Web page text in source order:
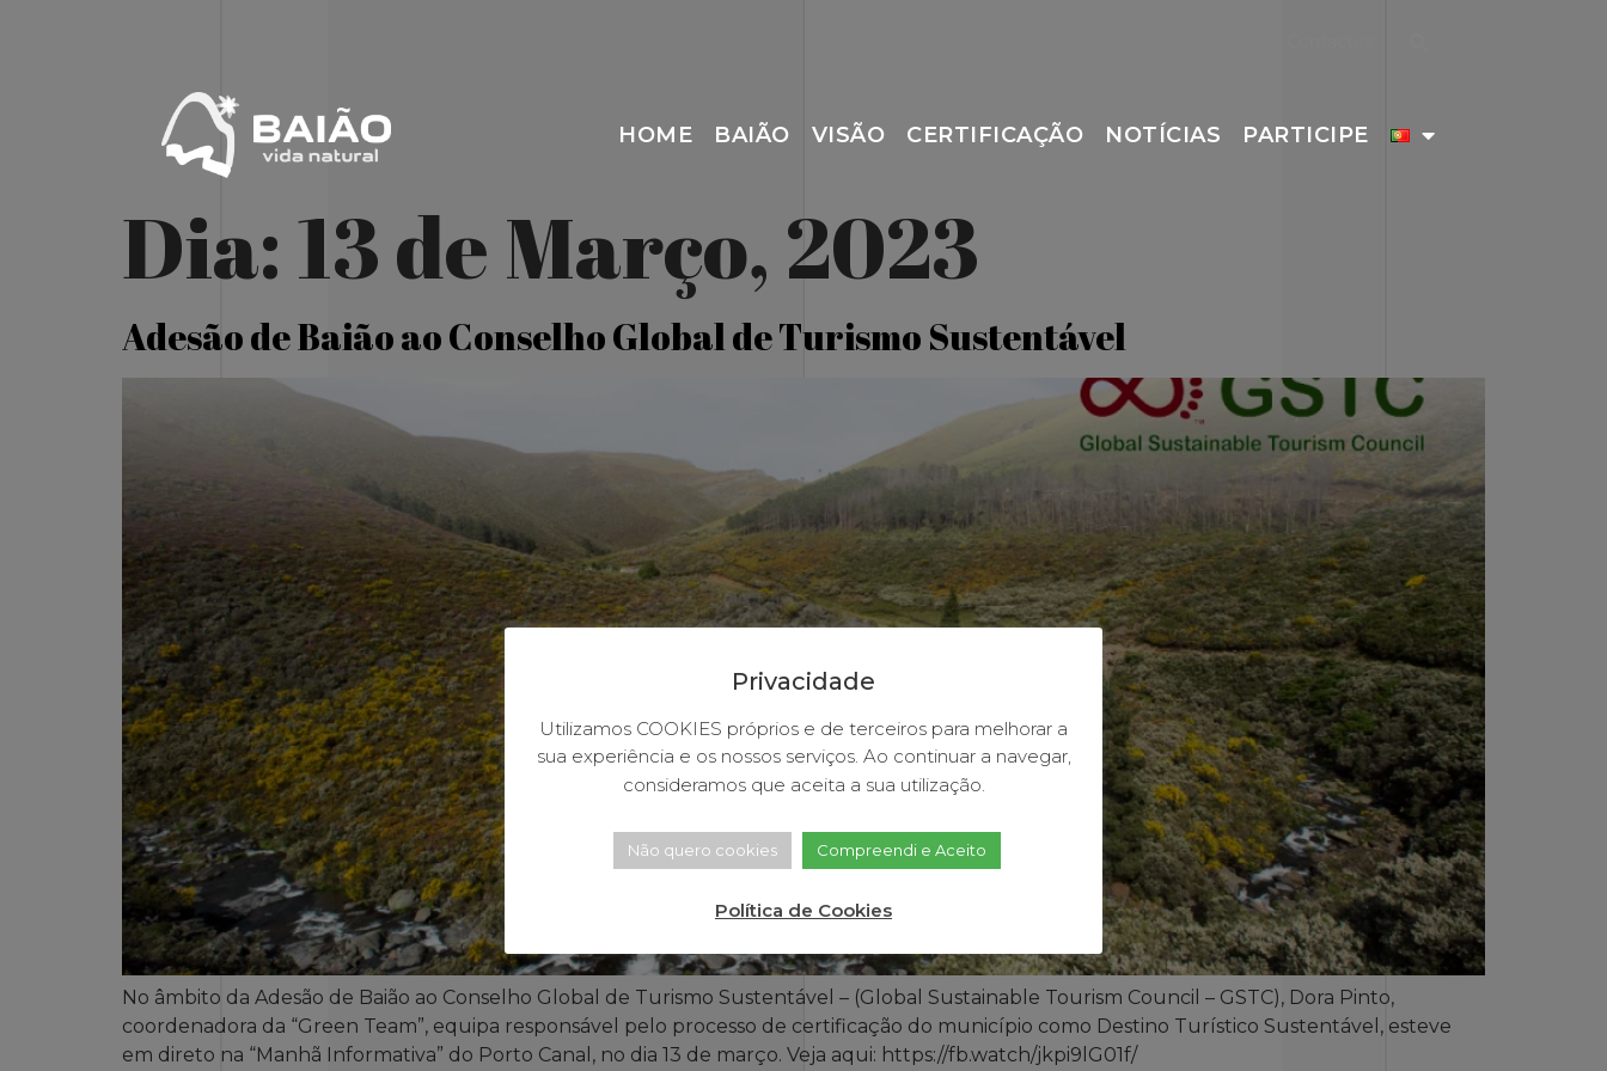
HOME BAIÃO VISÃO CERTIFICAÇÃO NOTÍCIAS PARTICIPE
Dia:13 de Março, 2023
Adesão de Baião ao Conselho Global de Turismo Sustentável
No âmbito da Adesão de Baião ao Conselho Global de Turismo Sustentável – (Global Sustainable Tourism Council – GSTC), Dora Pinto,
coordenadora da “Green Team”, equipa responsável pelo processo de certificação do município como Destino Turístico Sustentável, esteve
em direto na “Manhã Informativa” do Porto Canal, no dia 13 de março. Veja aqui: https://fb.watch/jkpi9lG01f/
Privacidade
Utilizamos COOKIES próprios e de terceiros para melhorar a
sua experiência e os nossos serviços. Ao continuar a navegar,
consideramos que aceita a sua utilização.
Não quero cookies Compreendi e Aceito
Política de Cookies